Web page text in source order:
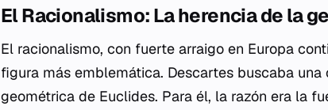
El Racionalismo: La herencia de la
El racionalismo, con fuerte arraigo en Europa
figura más emblemática. Descartes buscaba
geométrica de Euclides. Para él, la razón era la